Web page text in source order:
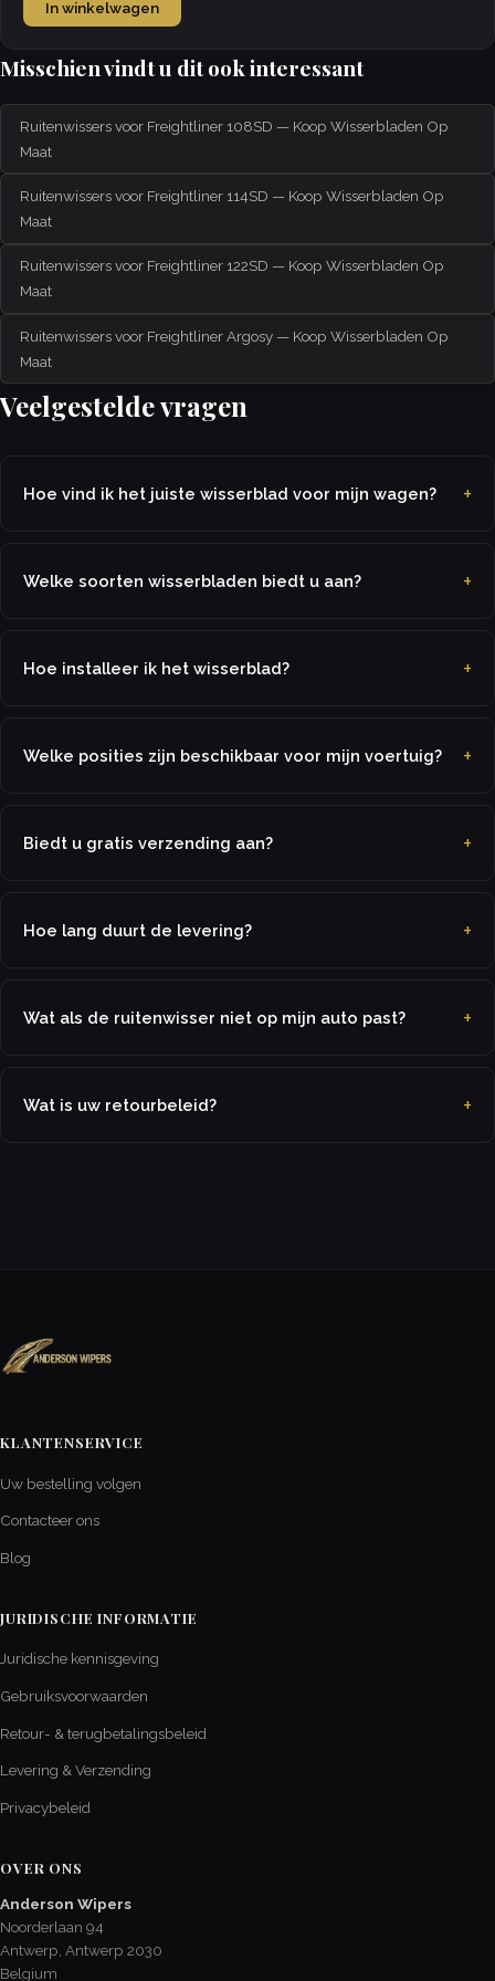
In winkelwagen
Misschien vindt u dit ook interessant
Ruitenwissers voor Freightliner 108SD — Koop Wisserbladen Op
Maat
Ruitenwissers voor Freightliner 114SD — Koop Wisserbladen Op
Maat
Ruitenwissers voor Freightliner 122SD — Koop Wisserbladen Op
Maat
Ruitenwissers voor Freightliner Argosy — Koop Wisserbladen Op
Maat
Veelgestelde vragen
Hoe vind ik het juiste wisserblad voor mijn wagen?
Welke soorten wisserbladen biedt u aan?
Hoe installeer ik het wisserblad?
Welke posities zijn beschikbaar voor mijn voertuig?
Biedt u gratis verzending aan?
Hoe lang duurt de levering?
Wat als de ruitenwisser niet op mijn auto past?
Wat is uw retourbeleid?
KLANTENSERVICE
Uw bestelling volgen
Contacteer ons
Blog
JURIDISCHE INFORMATIE
Juridische kennisgeving
Gebruiksvoorwaarden
Retour- & terugbetalingsbeleid
Levering & Verzending
Privacybeleid
OVER ONS
Anderson Wipers
Noorderlaan 94
Antwerp, Antwerp 2030
Belgium